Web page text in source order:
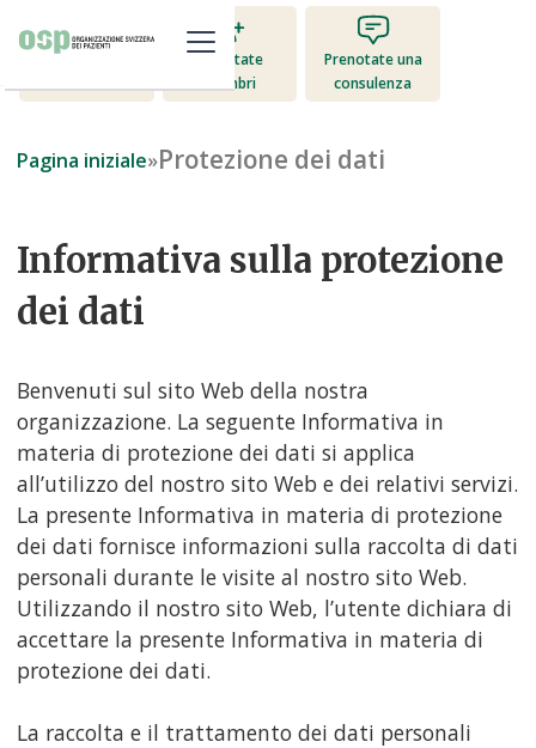
Pagina iniziale»Protezione dei dati
Informativa sulla protezione
dei dati
Benvenuti sul sito Web della nostra
organizzazione. La seguente Informativa in
materia di protezione dei dati si applica
all’utilizzo del nostro sito Web e dei relativi servizi.
La presente Informativa in materia di protezione
dei dati fornisce informazioni sulla raccolta di dati
personali durante le visite al nostro sito Web.
Utilizzando il nostro sito Web, l’utente dichiara di
accettare la presente Informativa in materia di
protezione dei dati.
La raccolta e il trattamento dei dati personali
Diventate
membri
Prenotate una
consulenza